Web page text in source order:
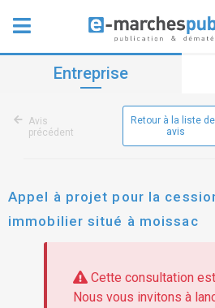
Entreprise
Avis
précédent
Retour à la liste
avis
Appel à projet pour la
immobilier situé à moissac
Cette consultation
Nous vous invitons à